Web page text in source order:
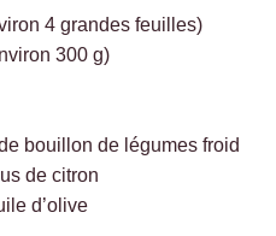
4 grandes feuilles)
300 g)
bouillon de légumes froid
de citron
d’olive